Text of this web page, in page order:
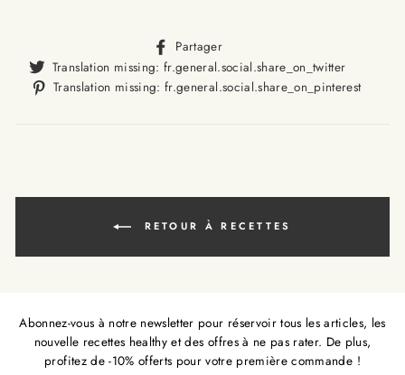
Partager
missing:
Translation missing: fr.general.social.share_on_twitter
missing:
Translation missing: fr.general.social.share_on_pinterest
RETOUR À RECETTES
Abonnez-vous à notre newsletter pour réservoir tous les articles, les
nouvelle recettes healthy et des offres à ne pas rater. De plus,
profitez de -10% offerts pour votre première commande !